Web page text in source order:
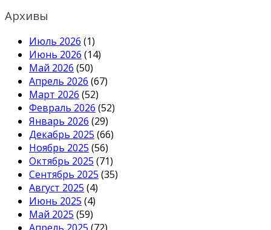
Архивы
Июль 2026 (1)
Июнь 2026 (14)
Май 2026 (50)
Апрель 2026 (67)
Март 2026 (52)
Февраль 2026 (52)
Январь 2026 (29)
Декабрь 2025 (66)
Ноябрь 2025 (56)
Октябрь 2025 (71)
Сентябрь 2025 (35)
Август 2025 (4)
Июнь 2025 (4)
Май 2025 (59)